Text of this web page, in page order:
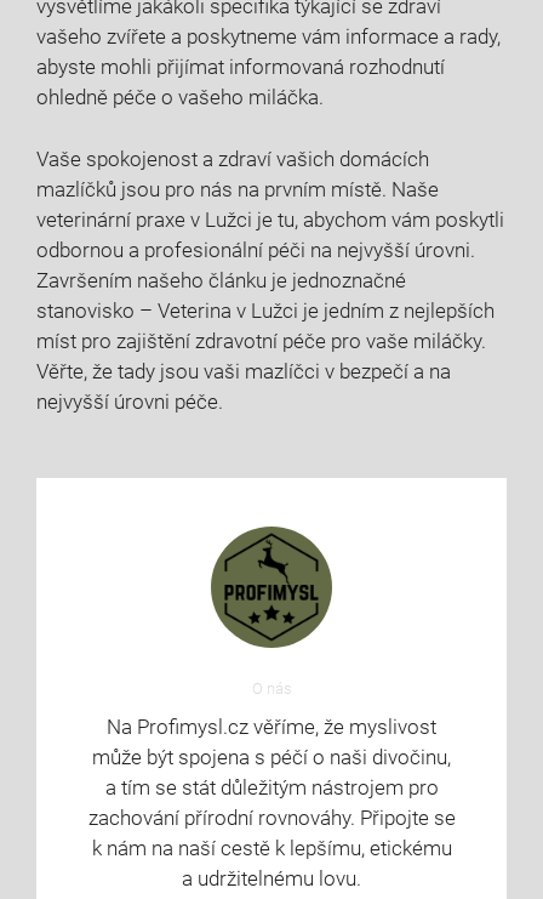
vysvětlíme jakákoli specifika týkající se zdraví
vašeho zvířete a poskytneme vám informace a rady,
abyste mohli přijímat informovaná rozhodnutí
ohledně péče o vašeho miláčka.
Vaše spokojenost a zdraví vašich domácích
mazlíčků jsou pro nás na prvním místě. Naše
veterinární praxe v Lužci je tu, abychom vám poskytli
odbornou a profesionální péči na nejvyšší úrovni.
Završením našeho článku je jednoznačné
stanovisko – Veterina v Lužci je jedním z nejlepších
míst pro zajištění zdravotní péče pro vaše miláčky.
Věřte, že tady jsou vaši mazlíčci v bezpečí a na
nejvyšší úrovni péče.
O nás
Na Profimysl.cz věříme, že myslivost
může být spojena s péčí o naši divočinu,
a tím se stát důležitým nástrojem pro
zachování přírodní rovnováhy. Připojte se
k nám na naší cestě k lepšímu, etickému
a udržitelnému lovu.